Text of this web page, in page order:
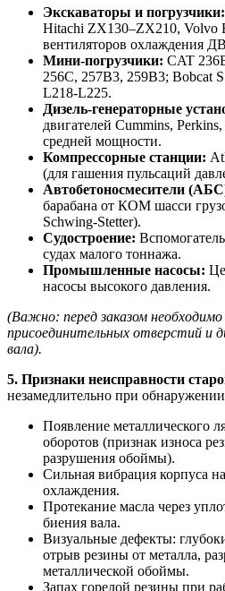
Экскаваторы и погрузчики:
Hitachi ZX130–ZX210, Volvo
вентиляторов охлаждения
Мини-погрузчики: CAT
256C, 257B3, 259B3; Bobcat
L218-L225.
Дизель-генераторные
двигателей Cummins,
средней мощности.
Компрессорные станции:
(для гашения пульсаций
Автобетоносмесители
барабана от КОМ шасси
Schwing-Stetter).
Судостроение:
судах малого тоннажа.
Промышленные насосы:
насосы высокого давления.
(Важно: перед заказом
присоединительных отверстий и
вала).
5. Признаки неисправности
незамедлительно при
Появление металлического
оборотов (признак износа
разрушения обоймы).
Сильная вибрация корпуса
охлаждения.
Протекание масла через
биения вала.
Визуальные дефекты:
отрыв резины от металла,
металлической обоймы.
Запах горелой резины при